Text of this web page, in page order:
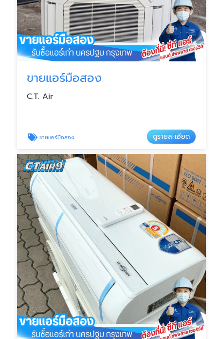
ขายแอร์มือสอง
C.T. Air
ขายแอร์มือสอง ดูรายละเอียด